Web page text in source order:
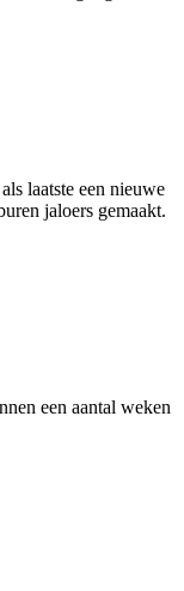
laatste een nieuwe
jaloers gemaakt.
een aantal weken